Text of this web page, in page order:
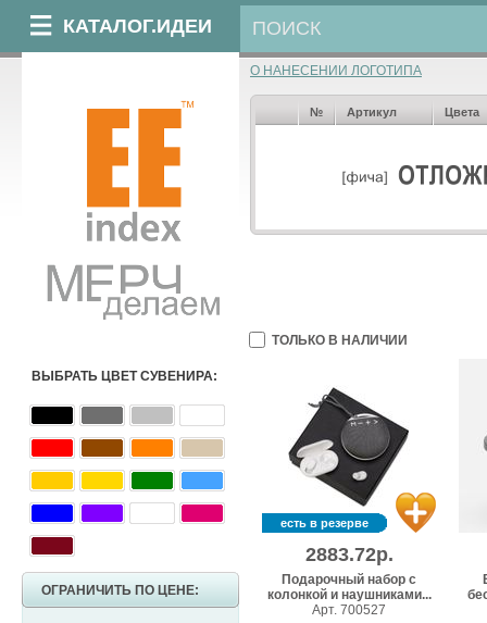
КАТАЛОГ.ИДЕИ
ВЫБРАТЬ ЦВЕТ СУВЕНИРА:
ОГРАНИЧИТЬ ПО ЦЕНЕ:
О НАНЕСЕНИИ ЛОГОТИПА
№ Артикул Цвета
ТОЛЬКО В НАЛИЧИИ
есть в резерве
2883.72р.
Подарочный набор с
колонкой и наушниками...
Арт. 700527